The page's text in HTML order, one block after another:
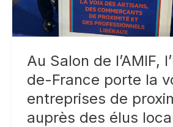
circonscription
Au Salon de l’AMIF,
de-France porte la
entreprises de
auprès des élus